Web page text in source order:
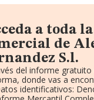
a toda
de
S.l.
del informe
donde vas a
identificativos: